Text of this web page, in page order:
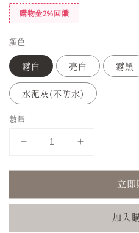
購物金2%回饋
顏色
霧白 亮白 霧黑
水泥灰(不防水)
數量
立即
加入